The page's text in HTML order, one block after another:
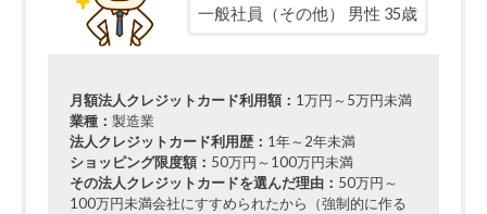
一般社員（その他） 男性 35歳
月額法人クレジットカード利用額： 1万円～5万円未満
業種：製造業
法人クレジットカード利用歴： 1年～2年未満
ショッピング限度額： 50万円～100万円未満
その法人クレジットカードを選んだ理由： 50万円～
100万円未満会社にすすめられたから（強制的に作る